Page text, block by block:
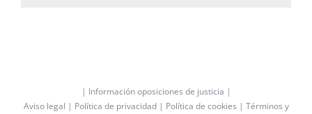
| Información oposiciones de justicia |
Aviso legal | Política de privacidad | Política de cookies | Términos y